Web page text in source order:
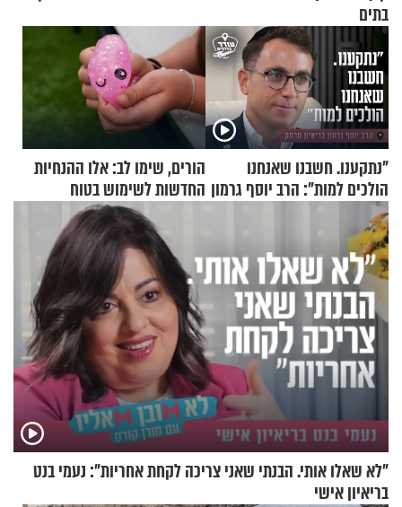
בתים
"נתקענו. חשבנו שאנחנו
הולכים למות": הרב יוסף גרמון
בריאיון מרתק
הורים, שימו לב: אלו ההנחיות
החדשות לשימוש בטוח
בסקווישי לאחר מקרי אשפוז
"לא שאלו אותי. הבנתי שאני צריכה לקחת אחריות": נעמי בנט
בריאיון אישי